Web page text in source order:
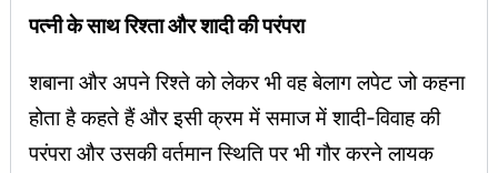
पत्नी के साथ रिश्ता और शादी की परंपरा
शबाना और अपने रिश्ते को लेकर भी वह बेलाग लपेट जो कहना
होता है कहते हैं और इसी क्रम में समाज में शादी-विवाह की
परंपरा और उसकी वर्तमान स्थिति पर भी गौर करने लायक